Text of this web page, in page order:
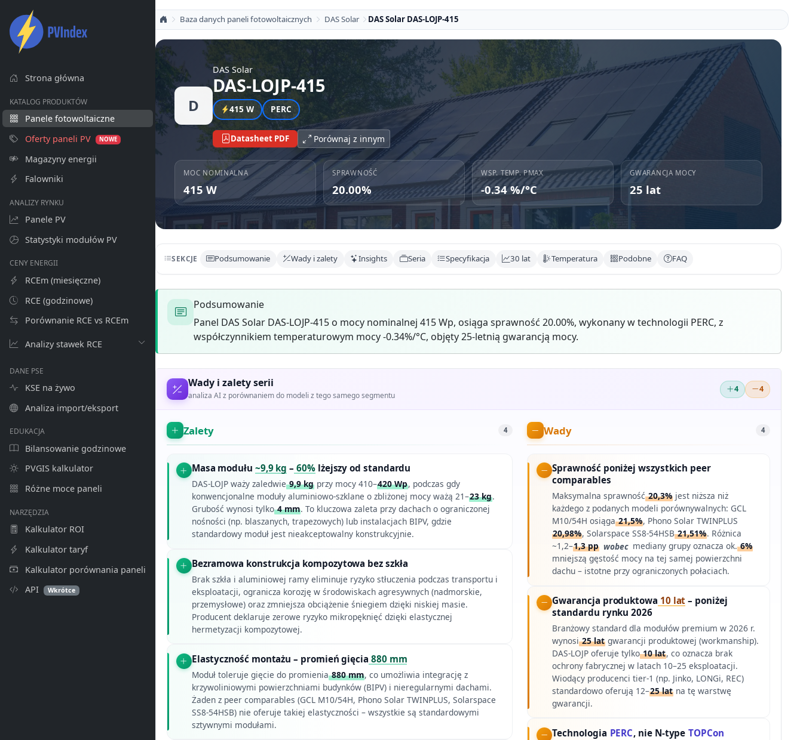
Strona główna
KATALOG PRODUKTÓW
Panele fotowoltaiczne
Oferty paneli PV
NOWE
Magazyny energii
Falowniki
ANALIZY RYNKU
Panele PV
Statystyki modułów PV
CENY ENERGII
RCEm (miesięczne)
RCE (godzinowe)
Porównanie RCE vs RCEm
Analizy stawek RCE
DANE PSE
KSE na żywo
Analiza import/eksport
EDUKACJA
Bilansowanie godzinowe
PVGIS kalkulator
Różne moce paneli
NARZĘDZIA
Kalkulator ROI
Kalkulator taryf
Kalkulator porównania paneli
API
Wkrótce
Baza danych paneli fotowoltaicznych DAS Solar DAS Solar DAS-LOJP-415
D
DAS Solar
DAS-LOJP-415
415 W PERC
Datasheet PDF Porównaj z innym
MOC NOMINALNA
415 W
SPRAWNOŚĆ
20.00%
WSP. TEMP. PMAX
-0.34 %/°C
GWARANCJA MOCY
25 lat
SEKCJE Podsumowanie Wady i zalety Insights Seria Specyfikacja 30 lat Temperatura Podobne FAQ
Podsumowanie
Panel DAS Solar DAS-LOJP-415 o mocy nominalnej 415 Wp, osiąga sprawność 20.00%, wykonany w technologii PERC, z
współczynnikiem temperaturowym mocy -0.34%/°C, objęty 25-letnią gwarancją mocy.
Wady i zalety serii
analiza AI z porównaniem do modeli z tego samego segmentu
4 4
Zalety 4
Masa modułu ~9,9 kg – 60%lżejszy od standardu
DAS-LOJP waży zaledwie9,9 kgprzy mocy 410–420 Wp, podczas gdy
konwencjonalne moduły aluminiowo-szklane o zbliżonej mocy ważą 21–23 kg.
Grubość wynosi tylko4 mm. To kluczowa zaleta przy dachach o ograniczonej
nośności (np. blaszanych, trapezowych) lub instalacjach BIPV, gdzie
standardowy moduł jest nieakceptowalny konstrukcyjnie.
Bezramowa konstrukcja kompozytowa bez szkła
Brak szkła i aluminiowej ramy eliminuje ryzyko stłuczenia podczas transportu i
eksploatacji, ogranicza korozję w środowiskach agresywnych (nadmorskie,
przemysłowe) oraz zmniejsza obciążenie śniegiem dzięki niskiej masie.
Producent deklaruje zerowe ryzyko mikropęknięć dzięki elastycznej
hermetyzacji kompozytowej.
Elastyczność montażu – promień gięcia 880 mm
Moduł toleruje gięcie do promienia880 mm, co umożliwia integrację z
krzywoliniowymi powierzchniami budynków (BIPV) i nieregularnymi dachami.
Żaden z peer comparables (GCL M10/54H, Phono Solar TWINPLUS, Solarspace
SS8-54HSB) nie oferuje takiej elastyczności – wszystkie są standardowymi
sztywnymi modułami.
Wady 4
Sprawność poniżej wszystkich peer
comparables
Maksymalna sprawność20,3% jest niższa niż
każdego z podanych modeli porównywalnych: GCL
M10/54H osiąga21,5%, Phono Solar TWINPLUS
20,98%, Solarspace SS8-54HSB21,51%. Różnica
~1,2–1,3 pp wobec mediany grupy oznacza ok.6%
mniejszą gęstość mocy na tej samej powierzchni
dachu – istotne przy ograniczonych połaciach.
Gwarancja produktowa 10 lat – poniżej
standardu rynku 2026
Branżowy standard dla modułów premium w 2026 r.
wynosi25 lat gwarancji produktowej (workmanship).
DAS-LOJP oferuje tylko10 lat, co oznacza brak
ochrony fabrycznej w latach 10–25 eksploatacji.
Wiodący producenci tier-1 (np. Jinko, LONGi, REC)
standardowo oferują 12–25 lat na tę warstwę
gwarancji.
Technologia PERC, nie N-type TOPCon